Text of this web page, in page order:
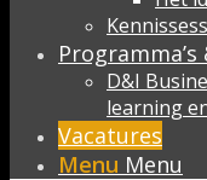
D&I
learning
Vacatures
Menu Menu